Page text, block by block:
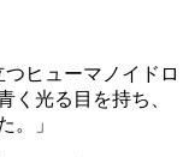
ヒューマノイドロ
く光る目を持ち、
。」